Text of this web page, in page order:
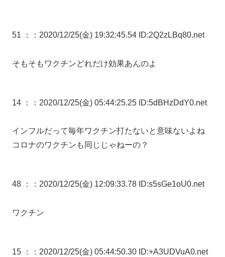
51 ： ：2020/12/25(金) 19:32:45.54 ID:2Q2zLBq80.net
そもそもワクチンどれだけ効果あんのよ
14 ： ：2020/12/25(金) 05:44:25.25 ID:5dBHzDdY0.net
インフルだって毎年ワクチン打たないと意味ないよね
コロナのワクチンも同じじゃねーの？
48 ： ：2020/12/25(金) 12:09:33.78 ID:s5sGe1oU0.net
ワクチン
15 ： ：2020/12/25(金) 05:44:50.30 ID:+A3UDVuA0.net